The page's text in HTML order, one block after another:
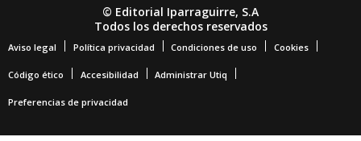
© Editorial Iparraguirre, S.A
Todos los derechos reservados
Aviso legal Política privacidad Condiciones de uso Cookies
Código ético Accesibilidad Administrar Utiq
Preferencias de privacidad